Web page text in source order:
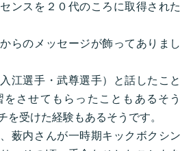
ンスを２０代のころに取得された
らのメッセージが飾ってありまし
江選手・武尊選手）と話したこと
をさせてもらったこともあるそう
を受けた経験もあるそうです。
薮内さんが一時期キックボクシン